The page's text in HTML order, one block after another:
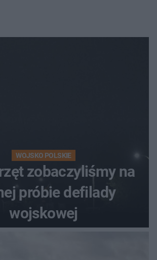
WOJSKO POLSKIE
zobaczyliśmy na
próbie defilady
wojskowej